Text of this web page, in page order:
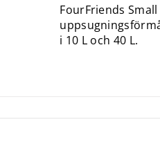
FourFriends
i 10 L och 40 L.